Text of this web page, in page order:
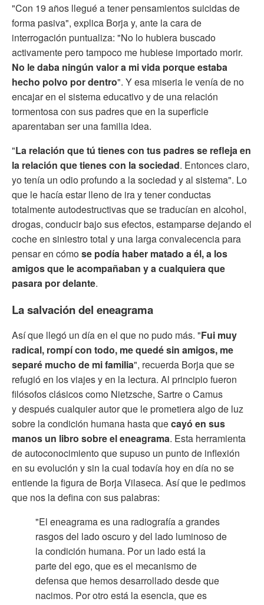
"Con 19 años llegué a tener pensamientos suicidas de
forma pasiva", explica Borja y, ante la cara de
interrogación puntualiza: "No lo hubiera buscado
activamente pero tampoco me hubiese importado morir.
No le daba ningún valor a mi vida porque estaba
hecho polvo por dentro". Y esa miseria le venía de no
encajar en el sistema educativo y de una relación
tormentosa con sus padres que en la superficie
aparentaban ser una familia idea.
"La relación que tú tienes con tus padres se refleja en
la relación que tienes con la sociedad. Entonces claro,
yo tenía un odio profundo a la sociedad y al sistema". Lo
que le hacía estar lleno de ira y tener conductas
totalmente autodestructivas que se traducían en alcohol,
drogas, conducir bajo sus efectos, estamparse dejando el
coche en siniestro total y una larga convalecencia para
pensar en cómose podía haber matado a él, a los
amigos que le acompañaban y a cualquiera que
pasara por delante.
La salvación del eneagrama
Así que llegó un día en el que no pudo más. "Fui muy
radical, rompí con todo, me quedé sin amigos, me
separé mucho de mi familia", recuerda Borja que se
refugió en los viajes y en la lectura. Al principio fueron
filósofos clásicos como Nietzsche, Sartre o Camus
y después cualquier autor que le prometiera algo de luz
sobre la condición humana hasta quecayó en sus
manos un libro sobre el eneagrama. Esta herramienta
de autoconocimiento que supuso un punto de inflexión
en su evolución y sin la cual todavía hoy en día no se
entiende la figura de Borja Vilaseca. Así que le pedimos
que nos la defina con sus palabras:
"El eneagrama es una radiografía a grandes
rasgos del lado oscuro y del lado luminoso de
la condición humana. Por un lado está la
parte del ego, que es el mecanismo de
defensa que hemos desarrollado desde que
nacimos. Por otro está la esencia, que es